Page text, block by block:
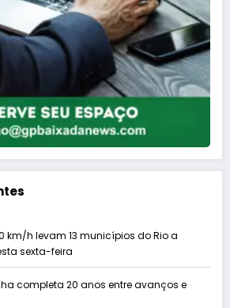
km/h levam 13 municípios do Rio a
sexta-feira
completa 20 anos entre avanços e